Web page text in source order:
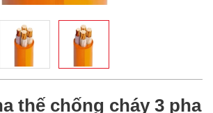
thế chống cháy 3 pha